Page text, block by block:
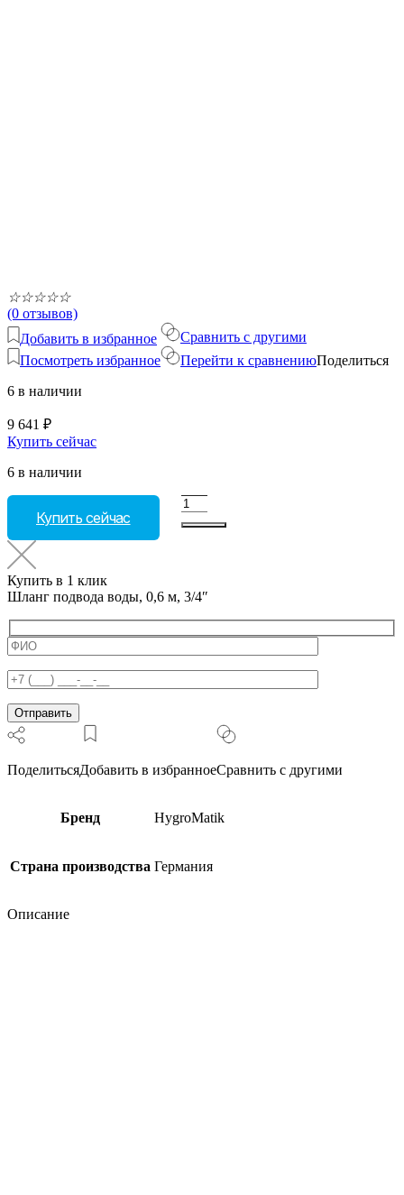
☆☆☆☆☆
(0 отзывов)
Добавить в избранное
Посмотреть избранное
Сравнить с другими
Перейти к сравнениюПоделиться
6 в наличии
9 641 ₽
Купить сейчас
6 в наличии
Купить сейчас
Количество
м,
Купить в 1 клик
Шланг подвода воды, 0,6 м, 3/4″
ПоделитьсяДобавить в избранноеСравнить с другими
Бренд HygroMatik
Страна производства Германия
Описание